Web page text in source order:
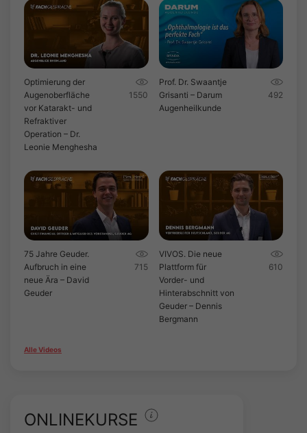
Optimierung der
Augenoberfläche
vor Katarakt- und
Refraktiver
Operation – Dr.
Leonie Menghesha
1550
Prof. Dr. Swaantje
Grisanti – Darum
Augenheilkunde
492
75 Jahre Geuder.
Aufbruch in eine
neue Ära – David
Geuder
715
VIVOS. Die neue
Plattform für
Vorder- und
Hinterabschnitt von
Geuder – Dennis
Bergmann
610
Alle Videos
ONLINEKURSE